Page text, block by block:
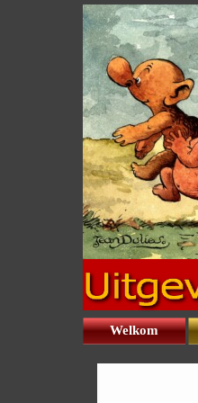
Ga naar de inhoud
Welkom